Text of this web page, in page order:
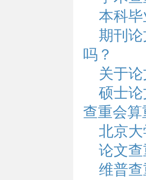
本科
期刊
吗？
关于
硕士
查重会
北京
论文
维普